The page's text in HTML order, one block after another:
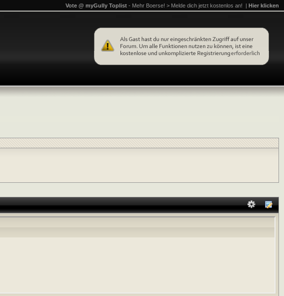
Vote @ myGully Toplist - Mehr Boerse! > Melde dich jetzt kostenlos an! | Hier klicken